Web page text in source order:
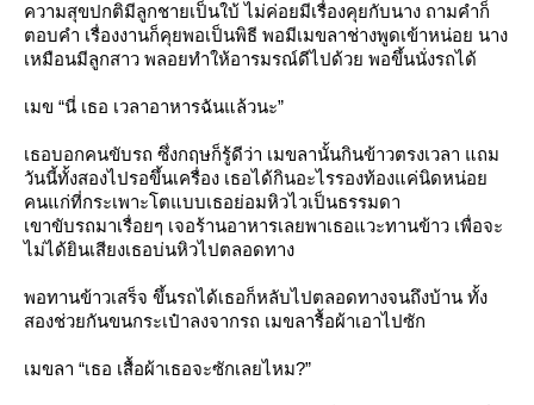
ความสุขปกติมีลูกชายเป็นใบ้ ไม่ค่อยมีเรื่องคุยกับนาง ถามคำก็
ตอบคำ เรื่องงานก็คุยพอเป็นพิธี พอมีเมขลาช่างพูดเข้าหน่อย นาง
เหมือนมีลูกสาว พลอยทำให้อารมรณ์ดีไปด้วย พอขึ้นนั่งรถได้
เมข “นี่ เธอ เวลาอาหารฉันแล้วนะ”
เธอบอกคนขับรถ ซึ่งกฤษก็รู้ดีว่า เมขลานั้นกินข้าวตรงเวลา แถม
วันนี้ทั้งสองไปรอขึ้นเครื่อง เธอได้กินอะไรรองท้องแค่นิดหน่อ
คนแก่ที่กระเพาะโตแบบเธอย่อมหิวไวเป็นธรรมดา
เขาขับรถมาเรื่อยๆ เจอร้านอาหารเลยพาเธอแวะทานข้าว เพื่อจะ
ไม่ได้ยินเสียงเธอบ่นหิวไปตลอดทาง
พอทานข้าวเสร็จ ขึ้นรถได้เธอก็หลับไปตลอดทางจนถึงบ้าน ทั้ง
สองช่วยกันขนกระเป๋าลงจากรถ เมขลารื้อผ้าเอาไปซัก
เมขลา “เธอ เสื้อผ้าเธอจะซักเลยไหม?”